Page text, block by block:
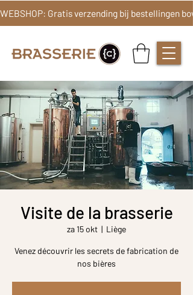
Visite de la brasserie
za 15 okt
  |
Liège
Venez découvrir les secrets de fabrication de
nos bières